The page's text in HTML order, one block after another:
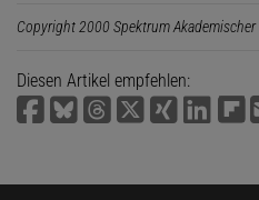
Copyright 2000 Spektrum Akademischer
Diesen Artikel empfehlen: